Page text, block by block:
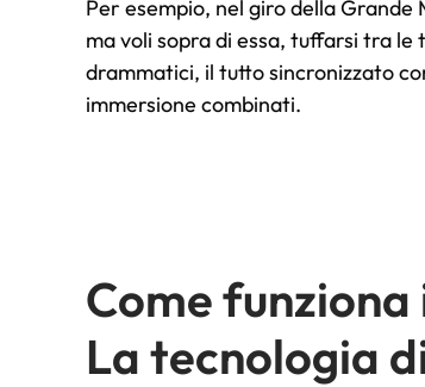
Per esempio, nel giro della Grande
ma voli sopra di essa, tuffarsi tra
drammatici, il tutto sincronizzato
immersione combinati.
Come
La tecnologia